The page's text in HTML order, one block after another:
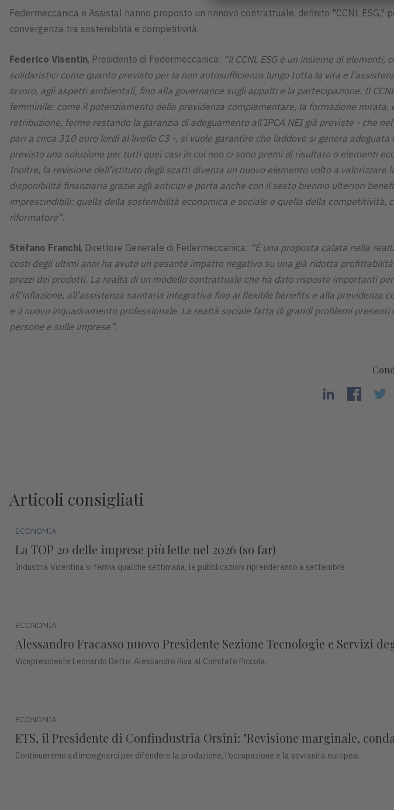
Federmeccanica e Assistal hanno proposto un rinnovo contrattuale, definito "CCNL
convergenza tra sostenibilità e competitività.
Federico Visentin, Presidente di Federmeccanica: “ll CCNL ESG è un insieme di
solidaristici come quanto previsto per la non autosufficienza lungo tutta la vita e
lavoro, agli aspetti ambientali, fino alla governance sugli appalti e la partecipazione. Il
femminile: come il potenziamento della previdenza complementare, la formazione
retribuzione, ferme restando la garanzia di adeguamento all’IPCA NEI già previste - che
pari a circa 310 euro lordi al livello C3 -, si vuole garantire che laddove si genera
previsto una soluzione per tutti quei casi in cui non ci sono premi di risultato o elementi
Inoltre, la revisione dell’istituto degli scatti diventa un nuovo elemento volto a
disponibilità finanziaria grazie agli anticipi e porta anche con il sesto biennio ulteriori
imprescindibili: quella della sostenibilità economica e sociale e quella della
riformatore”.
Stefano Franchi, Direttore Generale di Federmeccanica: “È una proposta calata nella
costi degli ultimi anni ha avuto un pesante impatto negativo su una già ridotta
prezzi dei prodotti. La realtà di un modello contrattuale che ha dato risposte importanti
all’inflazione, all’assistenza sanitaria integrativa fino ai flexible benefits e alla
e il nuovo inquadramento professionale. La realtà sociale fatta di grandi problemi
persone e sulle imprese”.
Articoli consigliati
ECONOMIA
La TOP 20 delle imprese più lette nel 2026 (so far)
Industria Vicentina si ferma qualche settimana, le pubblicazioni riprenderanno a settembre.
ECONOMIA
Alessandro Fracasso nuovo Presidente Sezione Tecnologie e Servizi
Vicepresidente Leonardo Detto; Alessandro Riva al Comitato Piccola.
ECONOMIA
ETS, il Presidente di Confindustria Orsini: "Revisione marginale,
Continueremo ad impegnarci per difendere la produzione, l’occupazione e la sovranità europea.